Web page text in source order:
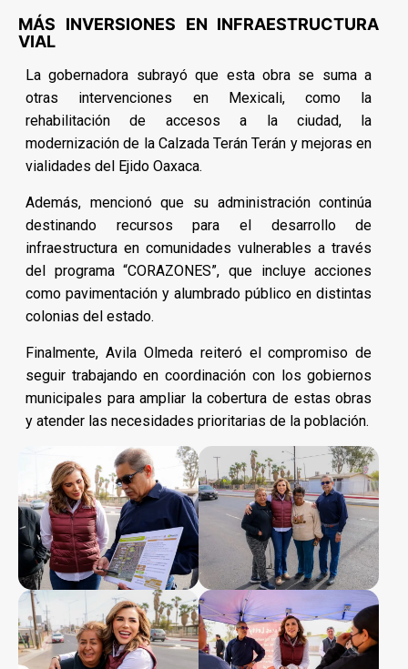
MÁS INVERSIONES EN INFRAESTRUCTURA
VIAL
La gobernadora subrayó que esta obra se suma a
otras intervenciones en Mexicali, como la
rehabilitación de accesos a la ciudad, la
modernización de la Calzada Terán Terán y mejoras en
vialidades del Ejido Oaxaca.
Además, mencionó que su administración continúa
destinando recursos para el desarrollo de
infraestructura en comunidades vulnerables a través
del programa “CORAZONES”, que incluye acciones
como pavimentación y alumbrado público en distintas
colonias del estado.
Finalmente, Avila Olmeda reiteró el compromiso de
seguir trabajando en coordinación con los gobiernos
municipales para ampliar la cobertura de estas obras
y atender las necesidades prioritarias de la población.